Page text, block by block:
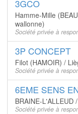
3GCO
Hamme-Mille
wallonne)
Société privée à
3P CONCEPT
Filot (HAMOIR) /
Société privée à
6EME SENS
BRAINE-L'ALLEUD
Société privée à